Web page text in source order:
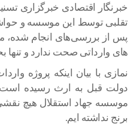
خبرنگار اقتصادی خبرگزاری
تقلبی توسط این موسسه و
پس از بررسی‌های انجام شده،
های وارداتی صحت ندارد و تنها
نمازی با بیان اینکه پروژه
دولت قبل به ارث رسیده
موسسه جهاد استقلال هیچ نقشی
برنج نداشته ایم.